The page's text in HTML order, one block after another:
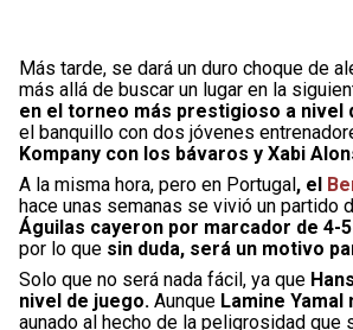
Más tarde, se dará un duro choque de
más allá de buscar un lugar en la
en el torneo más prestigioso a nivel
el banquillo con dos jóvenes
Kompany con los bávaros y Xabi
A la misma hora, pero en Portugal, el
hace unas semanas se vivió un
Águilas cayeron por marcador de 4-
por lo que sin duda, será un motivo
Solo que no será nada fácil, ya que
nivel de juego. Aunque Lamine
aunado al hecho de la peligrosidad